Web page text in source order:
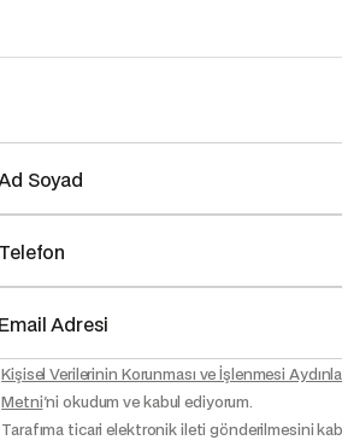
Kişisel Verilerinin Korunması ve İşlenmesi
Metni'ni okudum ve kabul ediyorum.
Tarafıma ticari elektronik ileti gönderilmesini